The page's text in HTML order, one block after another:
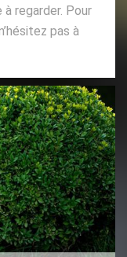
regarder. Pour
pas à